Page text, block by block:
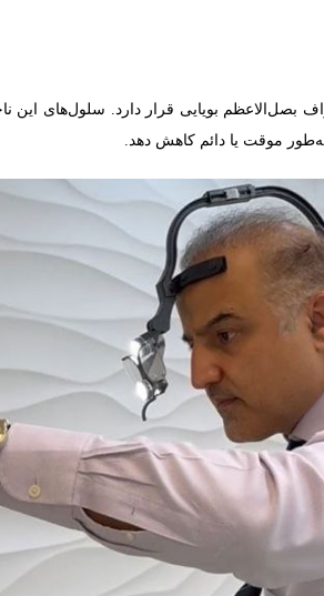
بویایی قرار دارد. سلول‌های این
به‌طور موقت یا دائم کاهش دهد.